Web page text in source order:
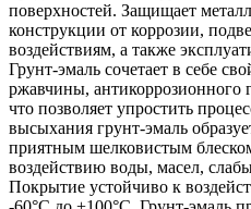
поверхностей. Защищает
конструкции от коррозии,
воздействиям, а также
Грунт-эмаль сочетает в себе
ржавчины, антикоррозионного
что позволяет упростить
высыхания грунт-эмаль
приятным шелковистым
воздействию воды, масел,
Покрытие устойчиво к